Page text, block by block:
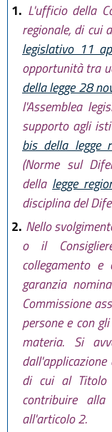
1. L'ufficio della
regionale, di cui
legislativo 11
opportunità tra
della legge 28
l'Assemblea
supporto agli
bis della legge
(Norme sul
della legge
disciplina del
2. Nello
o il
collegamento
garanzia
Commissione
persone e con
materia. Si
di cui al Titolo
contribuire
all'articolo 2.